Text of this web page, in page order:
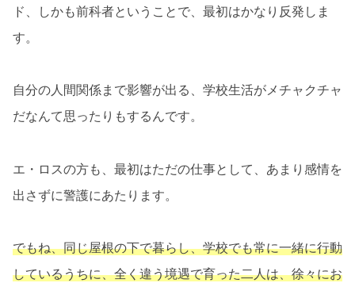
ド、しかも前科者ということで、最初はかなり反発しま
す。
自分の人間関係まで影響が出る、学校生活がメチャクチャ
だなんて思ったりもするんです。
エ・ロスの方も、最初はただの仕事として、あまり感情を
出さずに警護にあたります。
でもね、同じ屋根の下で暮らし、学校でも常に一緒に行動
しているうちに、全く違う境遇で育った二人は、徐々にお